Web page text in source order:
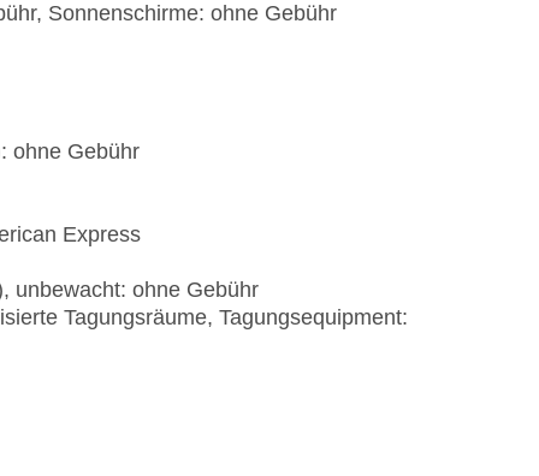
Sonnenschirme: ohne Gebühr
ohne Gebühr
Express
unbewacht: ohne Gebühr
Tagungsräume, Tagungsequipment: